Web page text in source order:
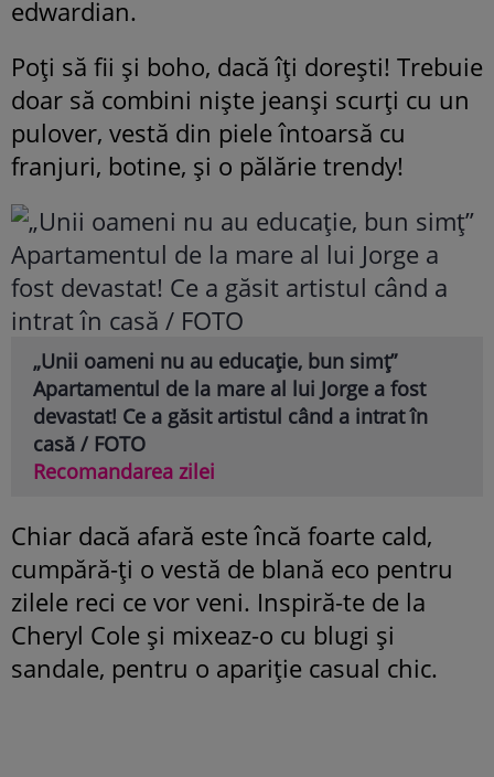
edwardian.
Poţi să fii şi boho, dacă îţi doreşti! Trebuie
doar să combini nişte jeanşi scurţi cu un
pulover, vestă din piele întoarsă cu
franjuri, botine, şi o pălărie trendy!
„Unii oameni nu au educație, bun simț”
Apartamentul de la mare al lui Jorge a fost
devastat! Ce a găsit artistul când a intrat în
casă / FOTO
Recomandarea zilei
Chiar dacă afară este încă foarte cald,
cumpără-ţi o vestă de blană eco pentru
zilele reci ce vor veni. Inspiră-te de la
Cheryl Cole şi mixeaz-o cu blugi şi
sandale, pentru o apariţie casual chic.